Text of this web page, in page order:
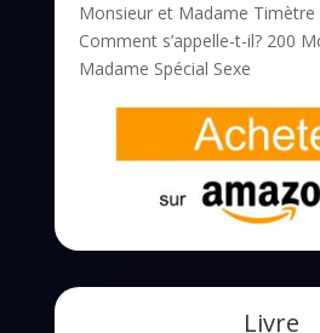
Monsieur et Madame Timètre
Comment s’appelle-t-il? 200
Madame Spécial Sexe
Livre